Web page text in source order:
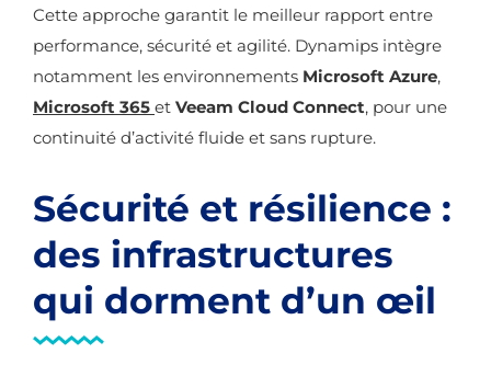
Cette approche garantit le meilleur rapport entre
performance, sécurité et agilité. Dynamips intègre
notamment les environnements Microsoft Azure,
Microsoft 365 et Veeam Cloud Connect, pour une
continuité d’activité fluide et sans rupture.
Sécurité et résilience :
des infrastructures
qui dorment d’un œil